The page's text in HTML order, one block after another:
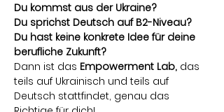
Du kommst aus der Ukraine?
Du sprichst Deutsch auf B2-Niveau?
Du hast keine konkrete Idee für deine
berufliche Zukunft?
Dann ist das Empowerment Lab, das
teils auf Ukrainisch und teils auf
Deutsch stattfindet, genau das